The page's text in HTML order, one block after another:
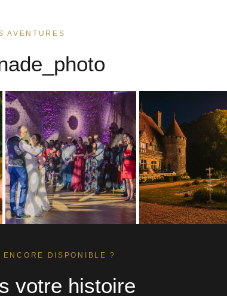
AVENTURES
DISPONIBLE ?
votre histoire